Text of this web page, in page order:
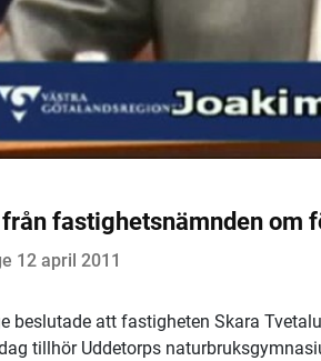
fastighetsnämnden om
12 april 2011
beslutade att fastigheten Skara
tillhör Uddetorps